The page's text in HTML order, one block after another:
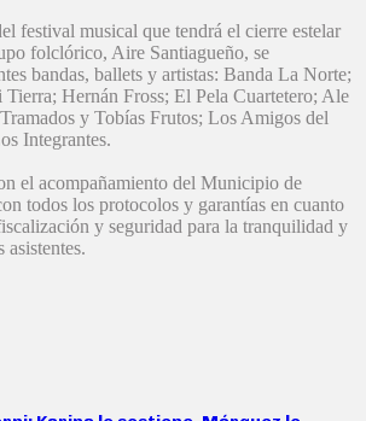
festival musical que tendrá el cierre estelar
folclórico, Aire Santiagueño, se
bandas, ballets y artistas: Banda La Norte;
Hernán Fross; El Pela Cuartetero; Ale
y Tobías Frutos; Los Amigos del
Integrantes.
el acompañamiento del Municipio de
todos los protocolos y garantías en cuanto
y seguridad para la tranquilidad y
asistentes.